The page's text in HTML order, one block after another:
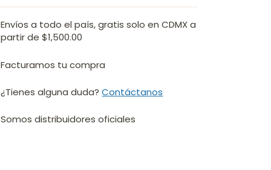
Envíos a todo el país, gratis solo en CDMX a
partir de $1,500.00
Facturamos tu compra
¿Tienes alguna duda?Contáctanos
Somos distribuidores oficiales